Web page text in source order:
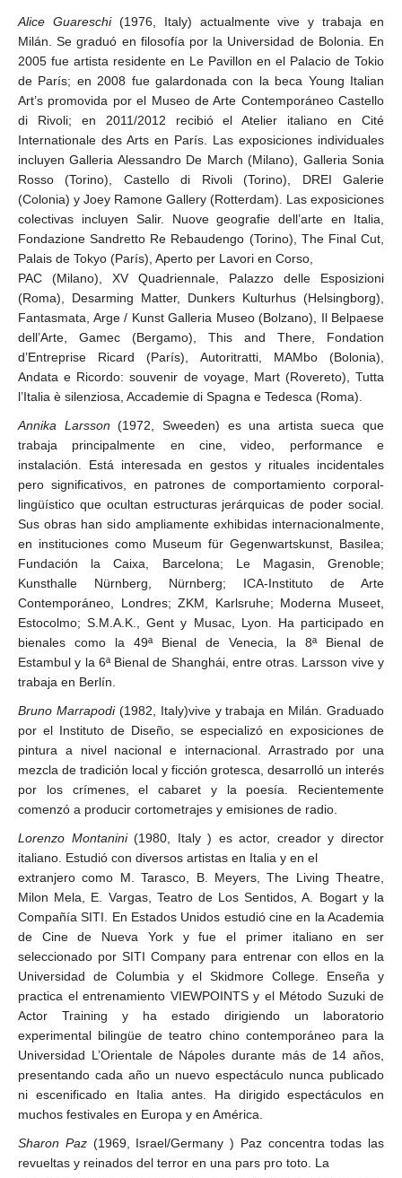
Alice Guareschi(1976, Italy) actualmente vive y trabaja en
Milán. Se graduó en filosofía por la Universidad de Bolonia. En
2005 fue artista residente en Le Pavillon en el Palacio de Tokio
de París; en 2008 fue galardonada con la beca Young Italian
Art’s promovida por el Museo de Arte Contemporáneo Castello
di Rivoli; en 2011/2012 recibió el Atelier italiano en Cité
Internationale des Arts en París. Las exposiciones individuales
incluyen Galleria Alessandro De March (Milano), Galleria Sonia
Rosso (Torino), Castello di Rivoli (Torino), DREI Galerie
(Colonia) y Joey Ramone Gallery (Rotterdam). Las exposiciones
colectivas incluyen Salir. Nuove geografie dell’arte en Italia,
Fondazione Sandretto Re Rebaudengo (Torino), The Final Cut,
Palais de Tokyo (París), Aperto per Lavori en Corso,
PAC (Milano), XV Quadriennale, Palazzo delle Esposizioni
(Roma), Desarming Matter, Dunkers Kulturhus (Helsingborg),
Fantasmata, Arge / Kunst Galleria Museo (Bolzano), Il Belpaese
dell’Arte, Gamec (Bergamo), This and There, Fondation
d’Entreprise Ricard (París), Autoritratti, MAMbo (Bolonia),
Andata e Ricordo: souvenir de voyage, Mart (Rovereto), Tutta
l’Italia è silenziosa, Accademie di Spagna e Tedesca (Roma).
Annika Larsson (1972, Sweeden) es una artista sueca que
trabaja principalmente en cine, video, performance e
instalación. Está interesada en gestos y rituales incidentales
pero significativos, en patrones de comportamiento corporal-
lingüístico que ocultan estructuras jerárquicas de poder social.
Sus obras han sido ampliamente exhibidas internacionalmente,
en instituciones como Museum für Gegenwartskunst, Basilea;
Fundación la Caixa, Barcelona; Le Magasin, Grenoble;
Kunsthalle Nürnberg, Nürnberg; ICA-Instituto de Arte
Contemporáneo, Londres; ZKM, Karlsruhe; Moderna Museet,
Estocolmo; S.M.A.K., Gent y Musac, Lyon. Ha participado en
bienales como la 49ª Bienal de Venecia, la 8ª Bienal de
Estambul y la 6ª Bienal de Shanghái, entre otras. Larsson vive y
trabaja en Berlín.
Bruno Marrapodi(1982, Italy)vive y trabaja en Milán. Graduado
por el Instituto de Diseño, se especializó en exposiciones de
pintura a nivel nacional e internacional. Arrastrado por una
mezcla de tradición local y ficción grotesca, desarrolló un interés
por los crímenes, el cabaret y la poesía. Recientemente
comenzó a producir cortometrajes y emisiones de radio.
Lorenzo Montanini(1980, Italy ) es actor, creador y director
italiano. Estudió con diversos artistas en Italia y en el
extranjero como M. Tarasco, B. Meyers, The Living Theatre,
Milon Mela, E. Vargas, Teatro de Los Sentidos, A. Bogart y la
Compañía SITI. En Estados Unidos estudió cine en la Academia
de Cine de Nueva York y fue el primer italiano en ser
seleccionado por SITI Company para entrenar con ellos en la
Universidad de Columbia y el Skidmore College. Enseña y
practica el entrenamiento VIEWPOINTS y el Método Suzuki de
Actor Training y ha estado dirigiendo un laboratorio
experimental bilingüe de teatro chino contemporáneo para la
Universidad L’Orientale de Nápoles durante más de 14 años,
presentando cada año un nuevo espectáculo nunca publicado
ni escenificado en Italia antes. Ha dirigido espectáculos en
muchos festivales en Europa y en América.
Sharon Paz(1969, Israel/Germany ) Paz concentra todas las
revueltas y reinados del terror en una pars pro toto. La